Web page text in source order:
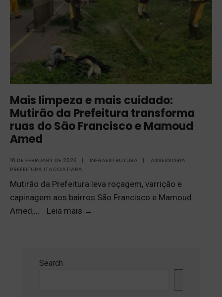
Mais limpeza e mais cuidado:
Mutirão da Prefeitura transforma
ruas do São Francisco e Mamoud
Amed
10 DE FEBRUARY DE 2026 | INFRAESTRUTURA |
ASSESSORIA
PREFEITURA ITACOATIARA
Mutirão da Prefeitura leva roçagem, varrição e
capinagem aos bairros São Francisco e Mamoud
Amed,... Leia mais →
Search